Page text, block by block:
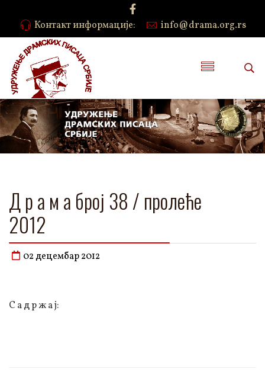
Контакт информације: info@drama.org.rs
Д р а м а број 38 / пролеће
2012
02 децембар 2012
С а д р ж а ј: